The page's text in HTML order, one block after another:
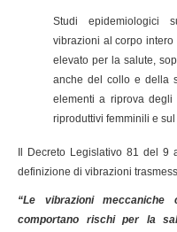
Studi epidemiologici
vibrazioni al corpo intero
elevato per la salute,
anche del collo e della
elementi a riprova degli
riproduttivi femminili e
Decreto Legislativo 81 del 9
definizione di vibrazioni
“Le vibrazioni
comportano rischi per la